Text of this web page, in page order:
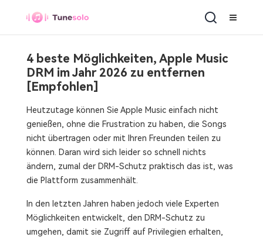
4 beste Möglichkeiten, Apple Music
DRM im Jahr 2026 zu entfernen
[Empfohlen]
Heutzutage können Sie Apple Music einfach nicht
genießen, ohne die Frustration zu haben, die Songs
nicht übertragen oder mit Ihren Freunden teilen zu
können. Daran wird sich leider so schnell nichts
ändern, zumal der DRM-Schutz praktisch das ist, was
die Plattform zusammenhält.
In den letzten Jahren haben jedoch viele Experten
Möglichkeiten entwickelt, den DRM-Schutz zu
umgehen, damit sie Zugriff auf Privilegien erhalten,